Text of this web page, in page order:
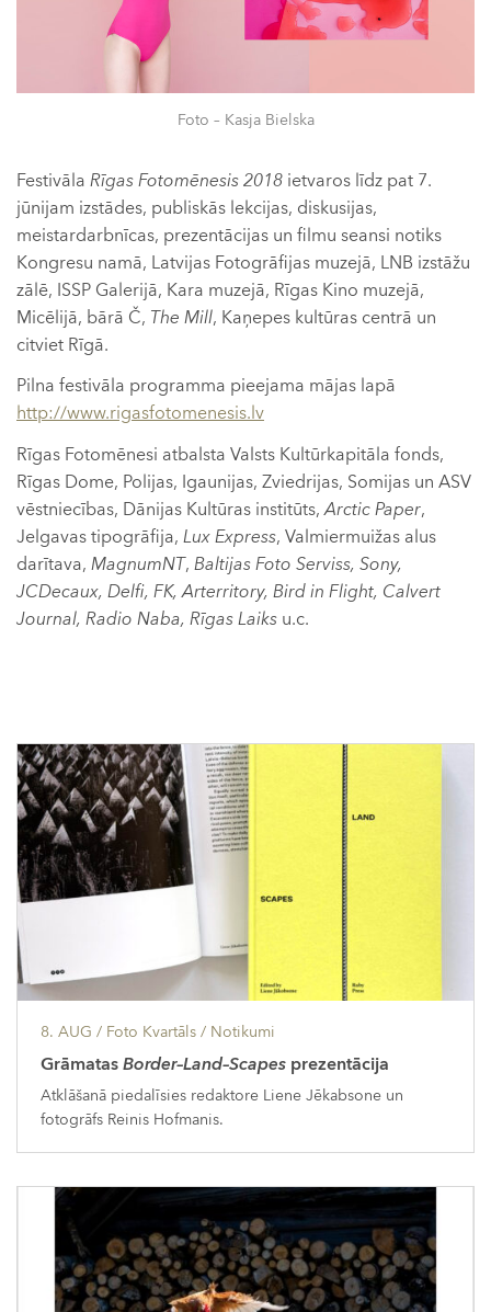
Foto – Kasja Bielska
Festivāla Rīgas Fotomēnesis 2018 ietvaros līdz pat 7.
jūnijam izstādes, publiskās lekcijas, diskusijas,
meistardarbnīcas, prezentācijas un filmu seansi notiks
Kongresu namā, Latvijas Fotogrāfijas muzejā, LNB izstāžu
zālē, ISSP Galerijā, Kara muzejā, Rīgas Kino muzejā,
Micēlijā, bārā Č, The Mill, Kaņepes kultūras centrā un
citviet Rīgā.
Pilna festivāla programma pieejama mājas lapā
http://www.rigasfotomenesis.lv
Rīgas Fotomēnesi atbalsta Valsts Kultūrkapitāla fonds,
Rīgas Dome, Polijas, Igaunijas, Zviedrijas, Somijas un ASV
vēstniecības, Dānijas Kultūras institūts,Arctic Paper,
Jelgavas tipogrāfija, Lux Express, Valmiermuižas alus
darītava, MagnumNT, Baltijas Foto Serviss, Sony,
JCDecaux, Delfi, FK, Arterritory, Bird in Flight, Calvert
Journal, Radio Naba, Rīgas Laiks u.c.
8. AUG / Foto Kvartāls / Notikumi
GrāmatasBorder–Land–Scapes prezentācija
Atklāšanā piedalīsies redaktore Liene Jēkabsone un
fotogrāfs Reinis Hofmanis.